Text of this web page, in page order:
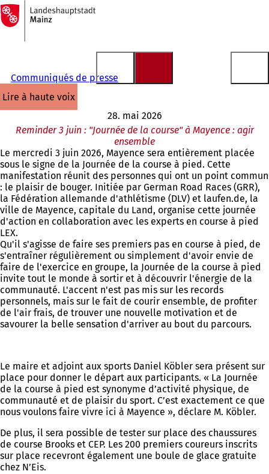
Accéder au contenu
Vers
la
page
d'accueil
Communiqués de presse
lire à haute voix
28. mai 2026
Reminder 3 juin : "Journée de la course" à Mayence : agir
ensemble
Le mercredi 3 juin 2026, Mayence sera entièrement placée
sous le signe de la Journée de la course à pied. Cette
manifestation réunit des personnes qui ont un point commun
: le plaisir de bouger. Initiée par German Road Races (GRR),
la Fédération allemande d'athlétisme (DLV) et laufen.de, la
ville de Mayence, capitale du Land, organise cette journée
d'action en collaboration avec les experts en course à pied
LEX.
Qu'il s'agisse de faire ses premiers pas en course à pied, de
s'entraîner régulièrement ou simplement d'avoir envie de
faire de l'exercice en groupe, la Journée de la course à pied
invite tout le monde à sortir et à découvrir l'énergie de la
communauté. L'accent n'est pas mis sur les records
personnels, mais sur le fait de courir ensemble, de profiter
de l'air frais, de trouver une nouvelle motivation et de
savourer la belle sensation d'arriver au bout du parcours.
Le maire et adjoint aux sports Daniel Köbler sera présent sur
place pour donner le départ aux participants. « La Journée
de la course à pied est synonyme d’activité physique, de
communauté et de plaisir du sport. C’est exactement ce que
nous voulons faire vivre ici à Mayence », déclare M. Köbler.
De plus, il sera possible de tester sur place des chaussures
de course Brooks et CEP. Les 200 premiers coureurs inscrits
sur place recevront également une boule de glace gratuite
chez N’Eis.